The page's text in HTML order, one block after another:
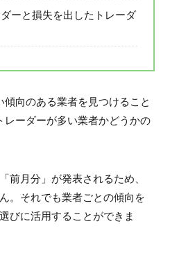
ーと損失を出したトレーダ
向のある業者を見つけること
レーダーが多い業者かどうかの
前月分」が発表されるため、
。それでも業者ごとの傾向を
びに活用することができま